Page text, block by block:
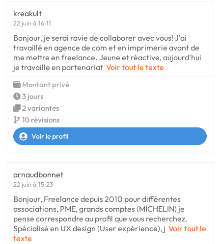
kreakult
22 juin à 16:11
Bonjour, je serai ravie de collaborer avec vous! J'ai
travaillé en agence de com et en imprimerie avant de
me mettre en freelance. Jeune et réactive, aujourd'hui
je travaille en partenariat Voir tout le texte
Montant privé
3 jours
2 variantes
10 révisions
Voir le profil
arnaudbonnet
22 juin à 15:23
Bonjour, Freelance depuis 2010 pour différentes
associations, PME, grands comptes (MICHELIN) je
pense correspondre au profil que vous recherchez.
Spécialisé en UX design (User expérience), j Voir tout le
texte